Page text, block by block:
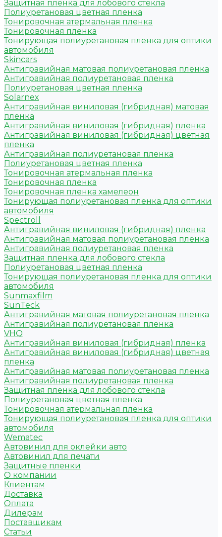
Защитная пленка для лобового стекла
Полиуретановая цветная пленка
Тонировочная атермальная пленка
Тонировочная пленка
Тонирующая полиуретановая пленка для оптики
автомобиля
Skincars
Антигравийная матовая полиуретановая пленка
Антигравийная полиуретановая пленка
Полиуретановая цветная пленка
Solarnex
Антигравийная виниловая (гибридная) матовая
пленка
Антигравийная виниловая (гибридная) пленка
Антигравийная виниловая (гибридная) цветная
пленка
Антигравийная полиуретановая пленка
Полиуретановая цветная пленка
Тонировочная атермальная пленка
Тонировочная пленка
Тонировочная пленка хамелеон
Тонирующая полиуретановая пленка для оптики
автомобиля
Spectroll
Антигравийная виниловая (гибридная) пленка
Антигравийная матовая полиуретановая пленка
Антигравийная полиуретановая пленка
Защитная пленка для лобового стекла
Полиуретановая цветная пленка
Тонирующая полиуретановая пленка для оптики
автомобиля
Sunmaxfilm
SunTeck
Антигравийная матовая полиуретановая пленка
Антигравийная полиуретановая пленка
VHQ
Антигравийная виниловая (гибридная) пленка
Антигравийная виниловая (гибридная) цветная
пленка
Антигравийная матовая полиуретановая пленка
Антигравийная полиуретановая пленка
Защитная пленка для лобового стекла
Полиуретановая цветная пленка
Тонировочная атермальная пленка
Тонирующая полиуретановая пленка для оптики
автомобиля
Wematec
Автовинил для оклейки авто
Автовинил для печати
Защитные пленки
О компании
Клиентам
Доставка
Оплата
Дилерам
Поставщикам
Статьи